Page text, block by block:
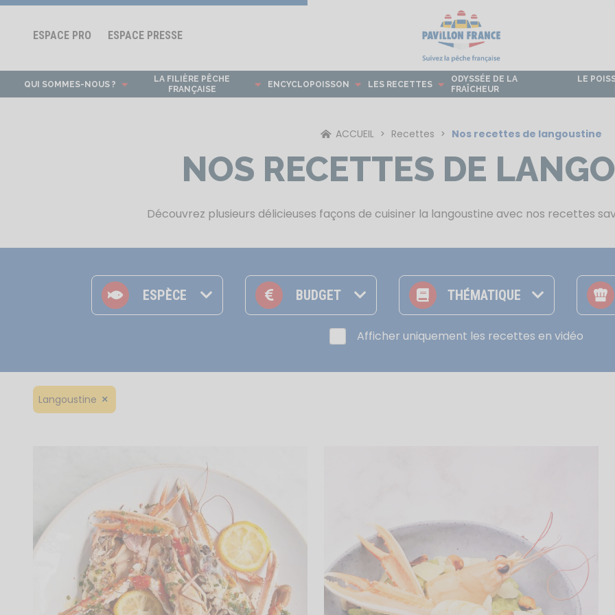
ESPACE PRO ESPACE PRESSE
QUI SOMMES-NOUS ?
LA FILIÈRE PÊCHE
FRANÇAISE
ENCYCLOPOISSON LES RECETTES
ODYSSÉE DE LA
FRAÎCHEUR
LE
ACCUEIL Recettes Nos recettes de langoustine
NOS RECETTES DE
Découvrez plusieurs délicieuses façons de cuisiner la langoustine avec nos recettes
ESPÈCE BUDGET THÉMATIQUE
Afficher uniquement les recettes en vidéo
Langoustine